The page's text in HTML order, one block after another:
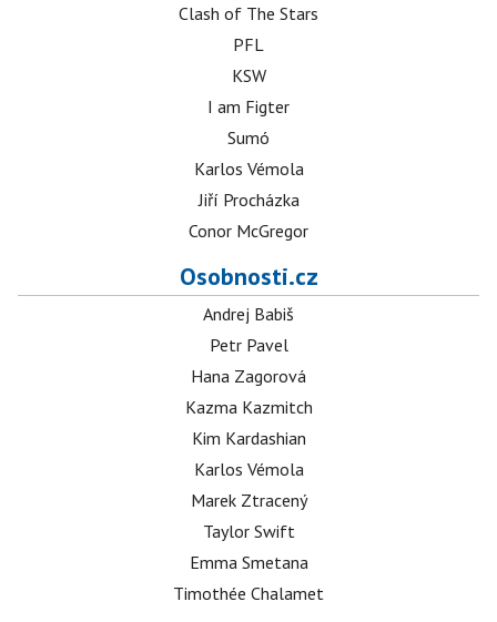
Clash of The Stars
PFL
KSW
I am Figter
Sumó
Karlos Vémola
Jiří Procházka
Conor McGregor
Osobnosti.cz
Andrej Babiš
Petr Pavel
Hana Zagorová
Kazma Kazmitch
Kim Kardashian
Karlos Vémola
Marek Ztracený
Taylor Swift
Emma Smetana
Timothée Chalamet